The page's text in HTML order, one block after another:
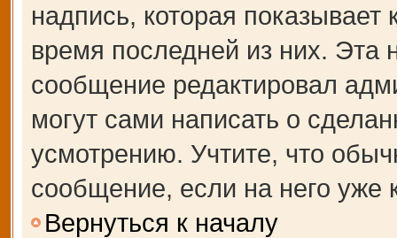
надпись, которая показывает
время последней из них. Эта
сообщение редактировал
могут сами написать о
усмотрению. Учтите, что
сообщение, если на него уже
Вернуться к началу